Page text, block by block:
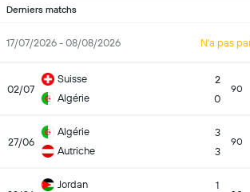
Derniers matchs
17/07/2026 - 08/08/2026 N'a pas
02/07
Suisse
Algérie
2
0
90
27/06
Algérie
Autriche
3
3
90
Jordan
1